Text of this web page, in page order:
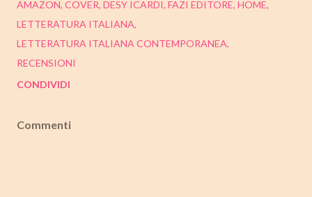
AMAZON COVER DESY ICARDI FAZI EDITORE HOME
LETTERATURA ITALIANA
LETTERATURA ITALIANA CONTEMPORANEA
RECENSIONI
CONDIVIDI
Commenti